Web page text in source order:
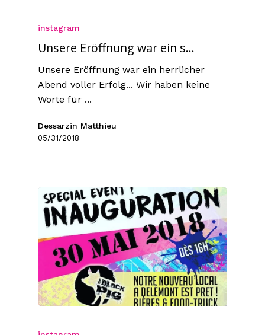
instagram
Unsere Eröffnung war ein s...
Unsere Eröffnung war ein herrlicher
Abend voller Erfolg... Wir haben keine
Worte für ...
Dessarzin Matthieu
05/31/2018